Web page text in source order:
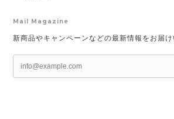
Mail Magazine
新商品やキャンペーンなどの最新情報をお届け